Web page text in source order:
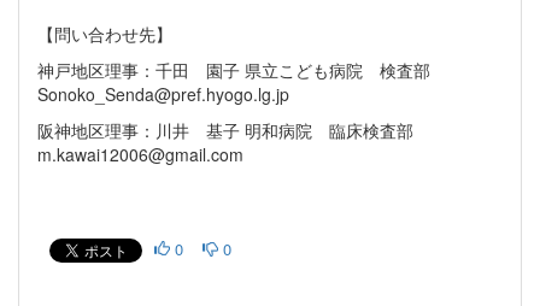
【問い合わせ先】
神戸地区理事：千田 園子 県立こども病院 検査部
Sonoko_Senda@pref.hyogo.lg.jp
阪神地区理事：川井 基子 明和病院 臨床検査部
m.kawai12006@gmail.com
0 0